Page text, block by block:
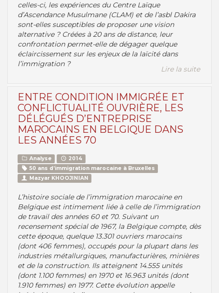
celles-ci, les expériences du Centre Laïque
d’Ascendance Musulmane (CLAM) et de l’asbl Dakira
sont-elles susceptibles de proposer une vision
alternative ? Créées à 20 ans de distance, leur
confrontation permet-elle de dégager quelque
éclaircissement sur les enjeux de la laïcité dans
l’immigration ?
Lire la suite
ENTRE CONDITION IMMIGRÉE ET
CONFLICTUALITÉ OUVRIÈRE, LES
DÉLÉGUÉS D’ENTREPRISE
MAROCAINS EN BELGIQUE DANS
LES ANNÉES 70
Analyse
2014
50 ans d’immigration marocaine à Bruxelles
Mazyar KHOOJINIAN
L’histoire sociale de l’immigration marocaine en
Belgique est intimement liée à celle de l’immigration
de travail des années 60 et 70. Suivant un
recensement spécial de 1967, la Belgique compte, dès
cette époque, quelque 13.301 ouvriers marocains
(dont 406 femmes), occupés pour la plupart dans les
industries métallurgiques, manufacturières, minières
et de la construction. Ils atteignent 14.555 unités
(dont 1.100 femmes) en 1970 et 16.963 unités (dont
1.910 femmes) en 1977. Cette évolution appelle